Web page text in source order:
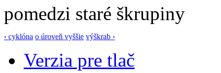
pomedzi staré škrupiny
‹ cyklóna o úroveň vyššie výškrab ›
Verzia pre tlač